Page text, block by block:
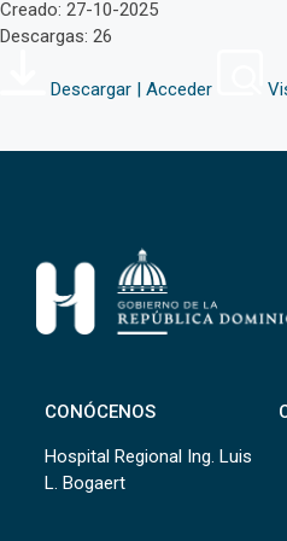
Creado: 27-10-2025
Descargas: 26
Descargar | Acceder
CONÓCENOS
Hospital Regional Ing. Luis
L. Bogaert